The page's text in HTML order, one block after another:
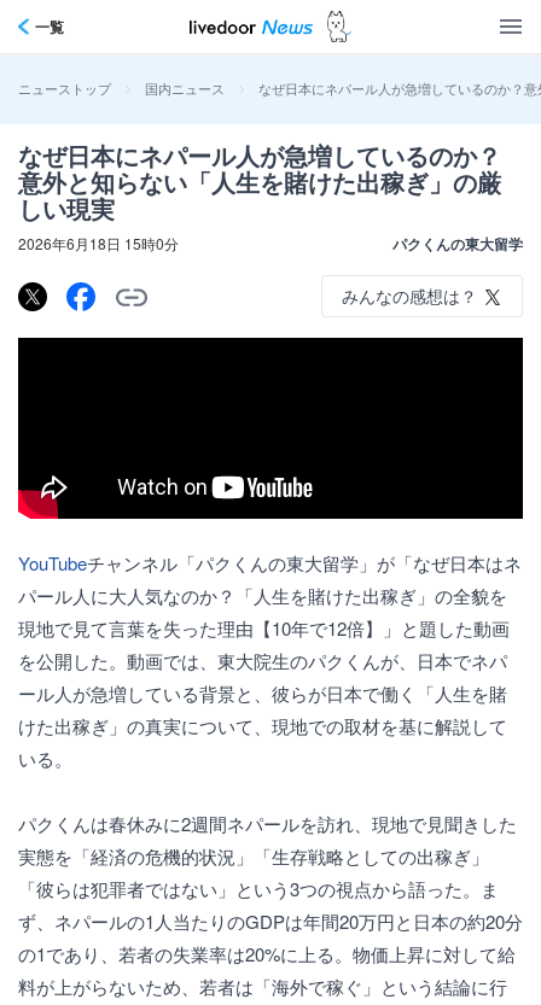
一覧
ニューストップ > 国内ニュース > なぜ日本にネパール人が急増しているのか？
なぜ日本にネパール人が急増しているのか？
意外と知らない「人生を賭けた出稼ぎ」の厳
しい現実
2026年6月18日 15時0分 パクくんの東大留学
みんなの感想は？
YouTubeチャンネル「パクくんの東大留学」が「なぜ日本はネ
パール人に大人気なのか？「人生を賭けた出稼ぎ」の全貌を
現地で見て言葉を失った理由【10年で12倍】」と題した動画
を公開した。動画では、東大院生のパクくんが、日本でネパ
ール人が急増している背景と、彼らが日本で働く「人生を賭
けた出稼ぎ」の真実について、現地での取材を基に解説して
いる。
パクくんは春休みに2週間ネパールを訪れ、現地で見聞きした
実態を「経済の危機的状況」「生存戦略としての出稼ぎ」
「彼らは犯罪者ではない」という3つの視点から語った。ま
ず、ネパールの1人当たりのGDPは年間20万円と日本の約20分
の1であり、若者の失業率は20%に上る。物価上昇に対して給
料が上がらないため、若者は「海外で稼ぐ」という結論に行